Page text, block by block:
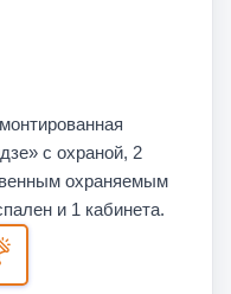
с охраной, 2
охраняемым
и 1 кабинета.